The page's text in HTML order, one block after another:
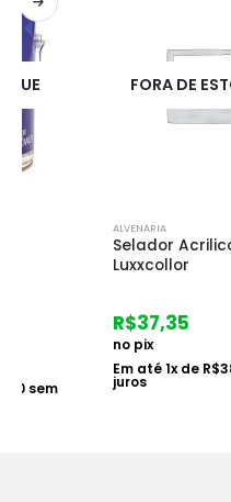
FORA DE ESTOQUE
Selador Acrilico 3.6l
Luxxcollor
37,35
x deR$38,50sem
juros